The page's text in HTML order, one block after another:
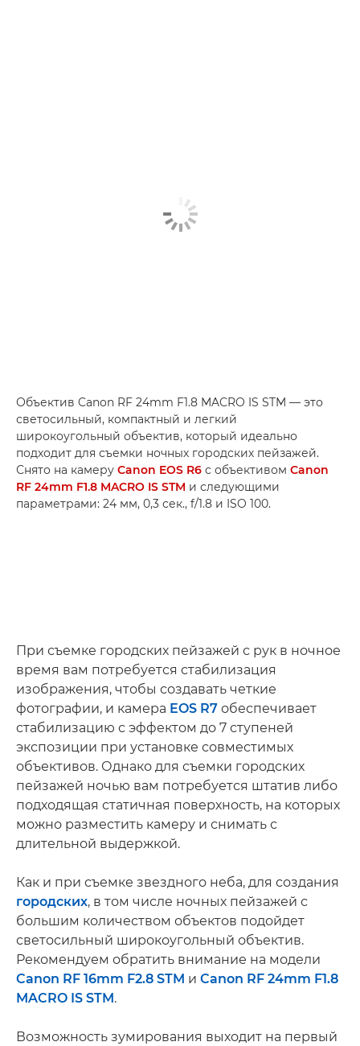
Объектив Canon RF 24mm F1.8 MACRO IS STM — это
светосильный, компактный и легкий
широкоугольный объектив, который идеально
подходит для съемки ночных городских пейзажей.
Снято на камеру Canon EOS R6 с объективом Canon
RF 24mm F1.8 MACRO IS STM и следующими
параметрами: 24 мм, 0,3 сек., f/1.8 и ISO 100.
При съемке городских пейзажей с рук в ночное
время вам потребуется стабилизация
изображения, чтобы создавать четкие
фотографии, и камера EOS R7 обеспечивает
стабилизацию с эффектом до 7 ступеней
экспозиции при установке совместимых
объективов. Однако для съемки городских
пейзажей ночью вам потребуется штатив либо
подходящая статичная поверхность, на которых
можно разместить камеру и снимать с
длительной выдержкой.
Как и при съемке звездного неба, для создания
городских, в том числе ночных пейзажей с
большим количеством объектов подойдет
светосильный широкоугольный объектив.
Рекомендуем обратить внимание на модели
Canon RF 16mm F2.8 STM и Canon RF 24mm F1.8
MACRO IS STM.
Возможность зумирования выходит на первый